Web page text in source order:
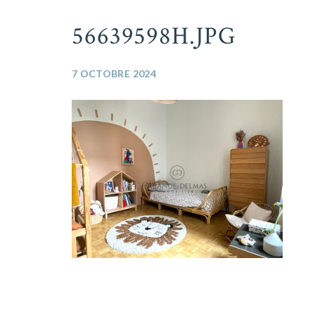
56639598H.JPG
7 OCTOBRE 2024